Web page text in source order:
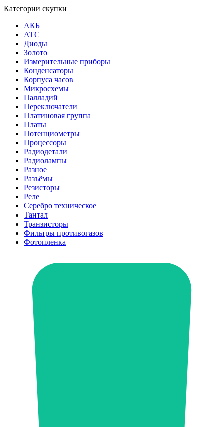
Категории скупки
АКБ
АТС
Диоды
Золото
Измерительные приборы
Конденсаторы
Корпуса часов
Микросхемы
Палладий
Переключатели
Платиновая группа
Платы
Потенциометры
Процессоры
Радиодетали
Радиолампы
Разное
Разъёмы
Резисторы
Реле
Серебро техническое
Тантал
Транзисторы
Фильтры противогазов
Фотопленка